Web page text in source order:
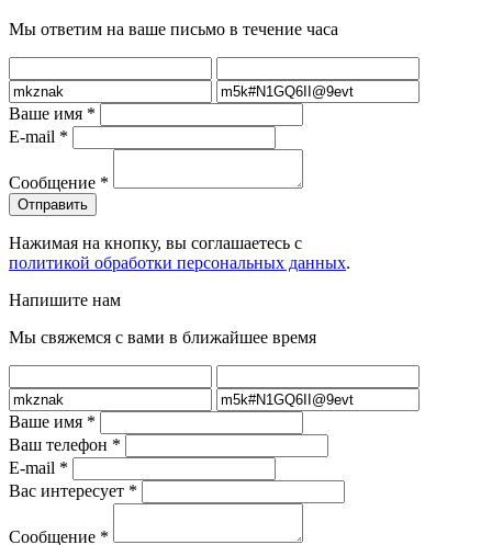
Мы ответим на ваше письмо в течение часа
Ваше имя *
E-mail *
Сообщение *
Нажимая на кнопку, вы соглашаетесь с
политикой обработки персональных данных.
Напишите нам
Мы свяжемся с вами в ближайшее время
Ваше имя *
Ваш телефон *
E-mail *
Вас интересует *
Сообщение *